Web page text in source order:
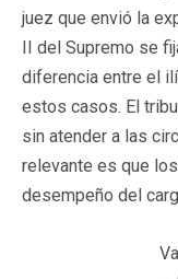
juez que envió la
II del Supremo se
diferencia entre el
estos casos. El
sin atender a las
relevante es que
desempeño del